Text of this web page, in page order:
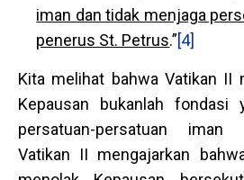
iman dan tidak menjaga
penerus St. Petrus.”[4]
Kita melihat bahwa Vatikan II
Kepausan bukanlah fondasi
persatuan-persatuan iman
Vatikan II mengajarkan